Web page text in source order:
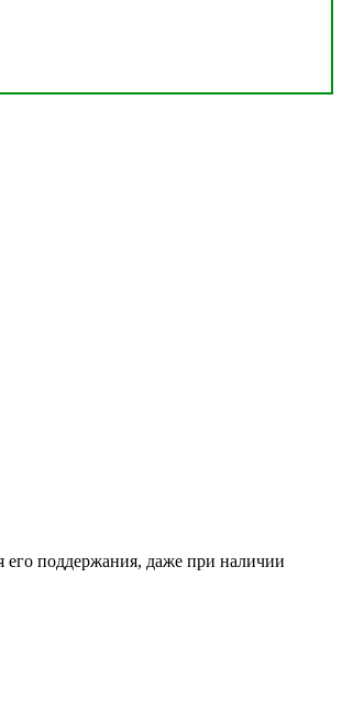
его поддержания, даже при наличии